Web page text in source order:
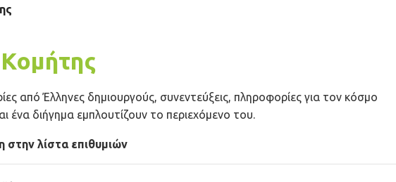
από Έλληνες δημιουργούς, συνεντεύξεις, πληροφορίες για τον κόσμο
ένα διήγημα εμπλουτίζουν το περιεχόμενο του.
στην λίστα επιθυμιών